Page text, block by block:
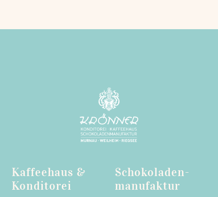
Kaffeehaus &
Konditorei
Schokoladen­
manufaktur